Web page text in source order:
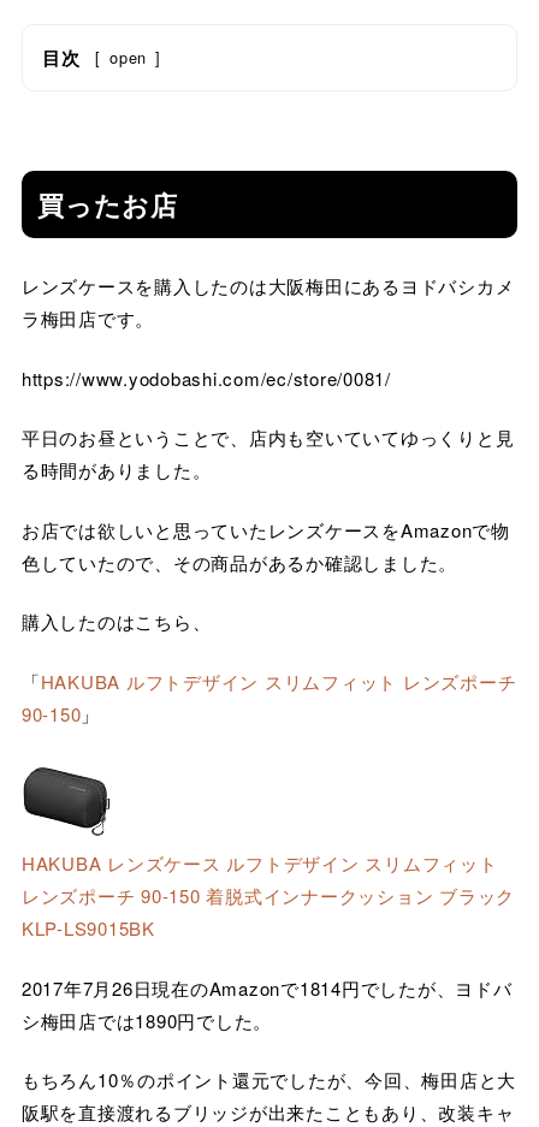
目次 [ open ]
買ったお店
レンズケースを購入したのは大阪梅田にあるヨドバシカメ
ラ梅田店です。
https://www.yodobashi.com/ec/store/0081/
平日のお昼ということで、店内も空いていてゆっくりと見
る時間がありました。
お店では欲しいと思っていたレンズケースをAmazonで物
色していたので、その商品があるか確認しました。
購入したのはこちら、
「HAKUBA ルフトデザイン スリムフィット レンズポーチ
90-150 」
HAKUBA レンズケース ルフトデザイン スリムフィット
レンズポーチ 90-150 着脱式インナークッション ブラック
KLP-LS9015BK
2017年7月26日現在のAmazonで1814円でしたが、ヨドバ
シ梅田店では1890円でした。
もちろん10％のポイント還元でしたが、今回、梅田店と大
阪駅を直接渡れるブリッジが出来たこともあり、改装キャ